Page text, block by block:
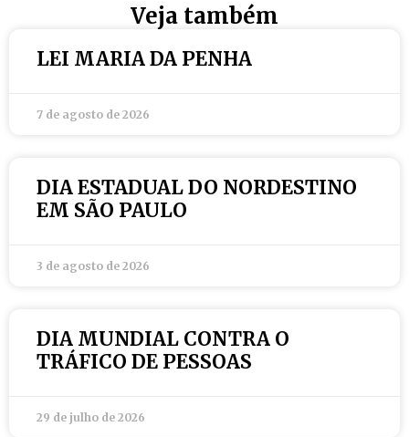
Veja também
LEI MARIA DA PENHA
7 de agosto de 2026
DIA ESTADUAL DO NORDESTINO
EM SÃO PAULO
3 de agosto de 2026
DIA MUNDIAL CONTRA O
TRÁFICO DE PESSOAS
29 de julho de 2026